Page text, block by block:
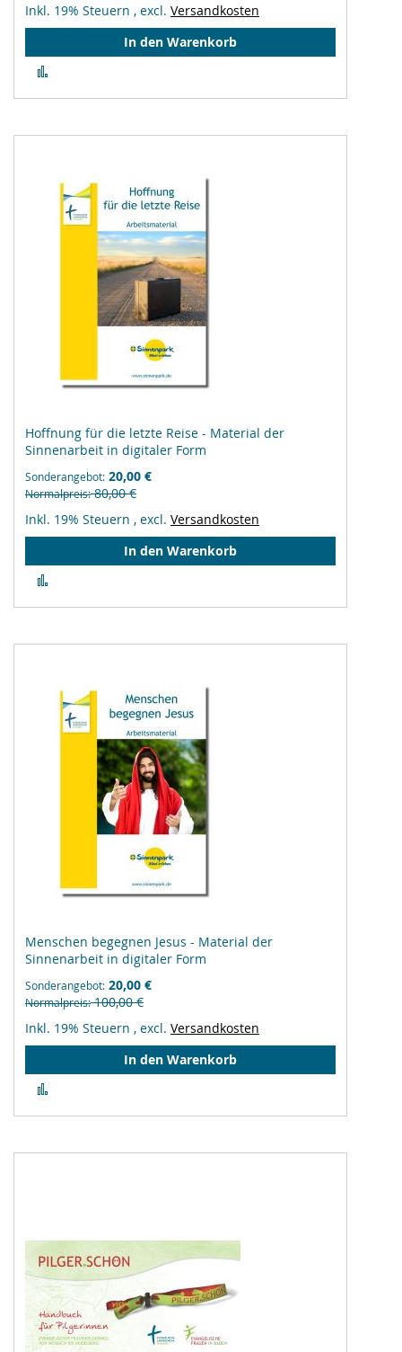
Inkl. 19% Steuern , excl. Versandkosten
In den Warenkorb
hinzufügen
Hoffnung für die letzte Reise - Material der
Sinnenarbeit in digitaler Form
Sonderangebot 20,00 €
Normalpreis 80,00 €
Inkl. 19% Steuern , excl. Versandkosten
In den Warenkorb
hinzufügen
Menschen begegnen Jesus - Material der
Sinnenarbeit in digitaler Form
Sonderangebot 20,00 €
Normalpreis 100,00 €
Inkl. 19% Steuern , excl. Versandkosten
In den Warenkorb
hinzufügen